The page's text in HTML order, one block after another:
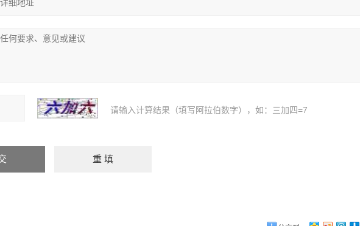
请输入计算结果（填写阿拉伯数字），如：三加四=7